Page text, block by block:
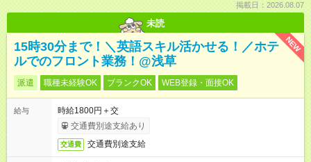
掲載日：2026.08.07
未読
NEW
15時30分まで！＼英語スキル活かせる！／ホテ
ルでのフロント業務！@浅草
派遣 職種未経験OK ブランクOK WEB登録・面接OK
給与
時給1800円＋交
交通費別途支給あり
交通費 交通費別途支給